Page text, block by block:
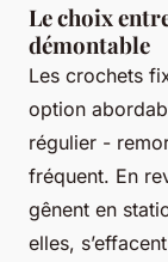
Le choix
démontable
Les crochets
option
régulier -
fréquent. En
gênent en
elles,